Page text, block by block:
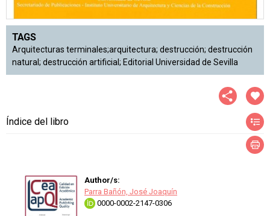
TAGS
Arquitecturas terminales;arquitectura; destrucción; destrucción
natural; destrucción artificial; Editorial Universidad de Sevilla
Índice del libro
Author/s:
Parra Bañón, José Joaquín
0000-0002-2147-0306